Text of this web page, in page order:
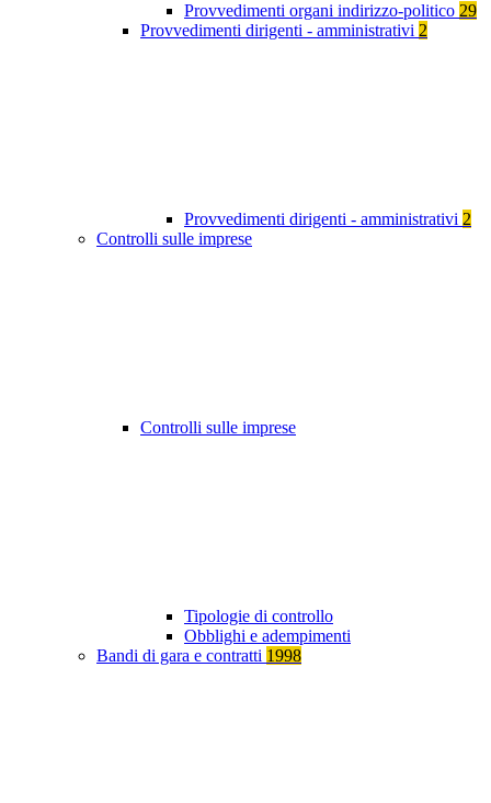
Provvedimenti organi indirizzo-politico 29
Provvedimenti dirigenti - amministrativi 2
Provvedimenti dirigenti - amministrativi 2
Controlli sulle imprese
Controlli sulle imprese
Tipologie di controllo
Obblighi e adempimenti
Bandi di gara e contratti 1998